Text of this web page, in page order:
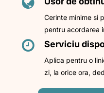
Cerinte minime si
pentru acordarea
Serviciu
Aplica pentru o
zi, la orice ora,